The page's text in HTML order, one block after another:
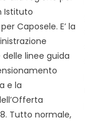
Istituto
Caposele. E’ la
linee guida
e la
Tutto normale,